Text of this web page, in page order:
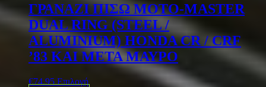
ΓΡΑΝΑΖΙ ΠΙΣΩ MOTO-MASTER
DUAL RING (STEEL /
ALUMINIUM) HONDA CR / CRF
’83 ΚΑΙ ΜΕΤΑ ΜΑΥΡΟ
€74.95 Επιλογή